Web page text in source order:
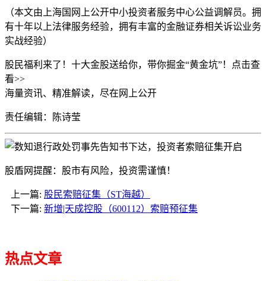
（本文由上海国 网上公开中小投资者服务中心公益调解员。拥
有十年以上法律服务经验，拥有丰富的金融证券相关诉讼业务
实战经验）
股民福利来了！十大金股送给你，带你掘金“黄金坑”！点击查
看>>
海量资讯、精准解读，尽在 网上公开
责任编辑：陈诗莹
股盾网提醒：股市有风险，投资需谨慎！
上一篇: 股民索赔征集（ST海越）
下一篇: 新增|天成控股（600112）索赔预征集
热点文章